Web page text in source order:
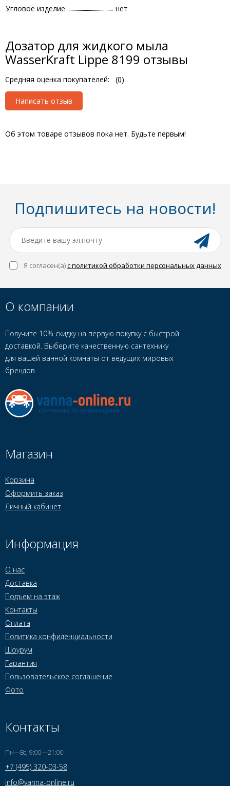
Угловое изделие
нет
Дозатор для жидкого мыла
WasserKraft Lippe 8199 отзывы
Средняя оценка покупателей: (0)
Написать отзыв
Об этом товаре отзывов пока нет. Будьте первым!
Подпишитесь на новости!
Я согласен(a)с политикой обработки персональных данных
О компании
Получите 10% скидку на первую покупку с быстрой
доставкой. Выберите качественную сантехнику
для вашей ванной комнаты от ведущих мировых
брендов.
Магазин
Корзина
Оформить заказ
Личный кабинет
Информация
О нас
Доставка
Подъем на этаж
Контакты
Оплата
Политика конфиденциальности
Шоурум
Гарантия
Пользовательское соглашение
Фото
Контакты
Пн—Вс, 9:00—21:00
+7 (495) 320-03-58
info@vanna-online.ru